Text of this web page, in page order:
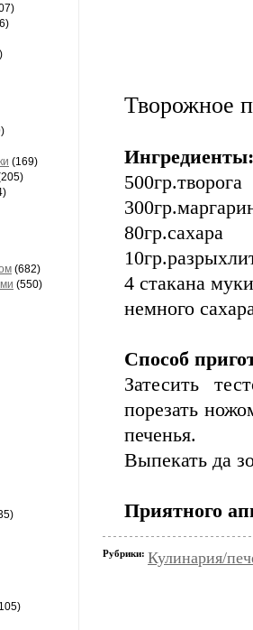
(169)
(682)
(550)
Творожное
Ингредиенты:
500гр.творога
80гр.сахара
4 стакана муки
немного
Способ
Затесить
порезать
печенья.
Выпекать да
Приятного
Рубрики: Кулинария/